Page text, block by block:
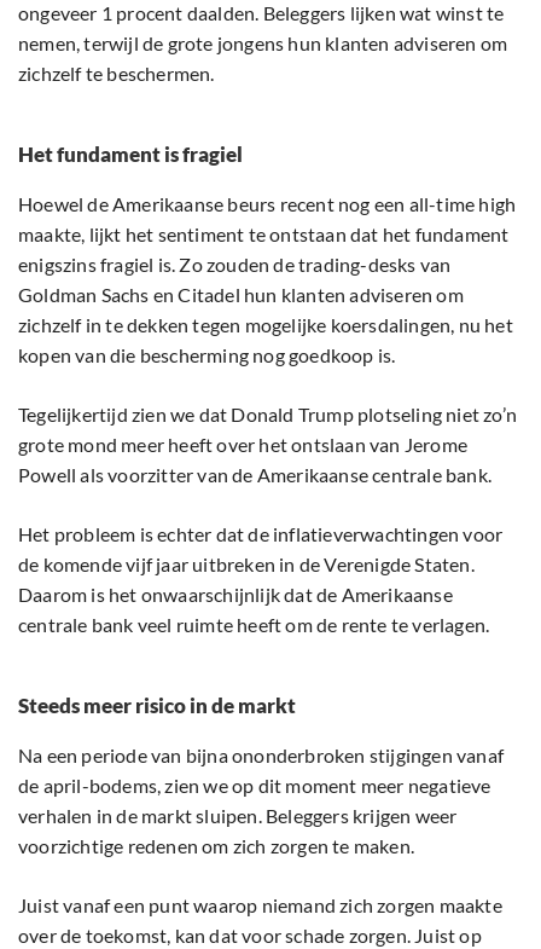
ongeveer 1 procent daalden. Beleggers lijken wat winst te
nemen, terwijl de grote jongens hun klanten adviseren om
zichzelf te beschermen.
Het fundament is fragiel
Hoewel de Amerikaanse beurs recent nog een all-time high
maakte, lijkt het sentiment te ontstaan dat het fundament
enigszins fragiel is. Zo zouden de trading-desks van
Goldman Sachs en Citadel hun klanten adviseren om
zichzelf in te dekken tegen mogelijke koersdalingen, nu het
kopen van die bescherming nog goedkoop is.
Tegelijkertijd zien we dat Donald Trump plotseling niet zo’n
grote mond meer heeft over het ontslaan van Jerome
Powell als voorzitter van de Amerikaanse centrale bank.
Het probleem is echter dat de inflatieverwachtingen voor
de komende vijf jaar uitbreken in de Verenigde Staten.
Daarom is het onwaarschijnlijk dat de Amerikaanse
centrale bank veel ruimte heeft om de rente te verlagen.
Steeds meer risico in de markt
Na een periode van bijna ononderbroken stijgingen vanaf
de april-bodems, zien we op dit moment meer negatieve
verhalen in de markt sluipen. Beleggers krijgen weer
voorzichtige redenen om zich zorgen te maken.
Juist vanaf een punt waarop niemand zich zorgen maakte
over de toekomst, kan dat voor schade zorgen. Juist op